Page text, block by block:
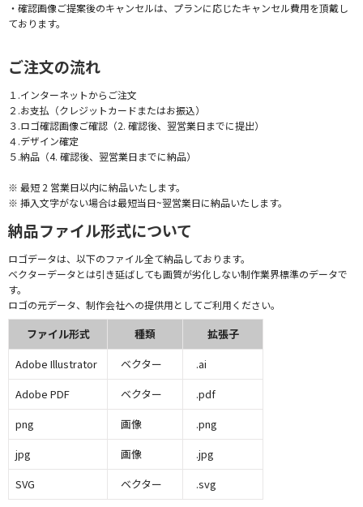
・確認画像ご提案後のキャンセルは、プランに応じたキャンセル費用を頂戴し
ております。
ご注文の流れ
１.インターネットからご注文
２.お支払（クレジットカードまたはお振込）
３.ロゴ確認画像ご確認（2. 確認後、翌営業日までに提出）
４.デザイン確定
５.納品（4. 確認後、翌営業日までに納品）
※ 最短 2 営業日以内に納品いたします。
※ 挿入文字がない場合は最短当日~翌営業日に納品いたします。
納品ファイル形式について
ロゴデータは、以下のファイル全て納品しております。
ベクターデータとは引き延ばしても画質が劣化しない制作業界標準のデータで
す。
ロゴの元データ、制作会社への提供用としてご利用ください。
ファイル形式 種類
拡張子
Adobe Illustrator
ベクター
.ai
Adobe PDF
ベクター
.pdf
png
画像
.png
jpg
画像
.jpg
SVG
ベクター .svg